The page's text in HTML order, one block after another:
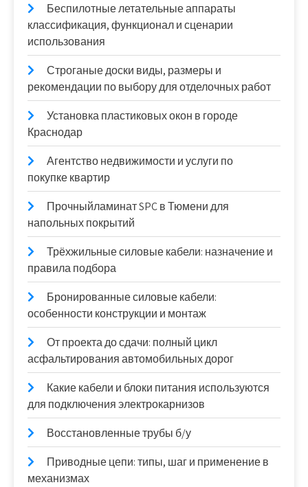
Беспилотные летательные аппараты
классификация, функционал и сценарии
использования
Строганые доски виды, размеры и
рекомендации по выбору для отделочных работ
Установка пластиковых окон в городе
Краснодар
Агентство недвижимости и услуги по
покупке квартир
Прочныйламинат SPC в Тюмени для
напольных покрытий
Трёхжильные силовые кабели: назначение и
правила подбора
Бронированные силовые кабели:
особенности конструкции и монтаж
От проекта до сдачи: полный цикл
асфальтирования автомобильных дорог
Какие кабели и блоки питания используются
для подключения электрокарнизов
Восстановленные трубы б/у
Приводные цепи: типы, шаг и применение в
механизмах